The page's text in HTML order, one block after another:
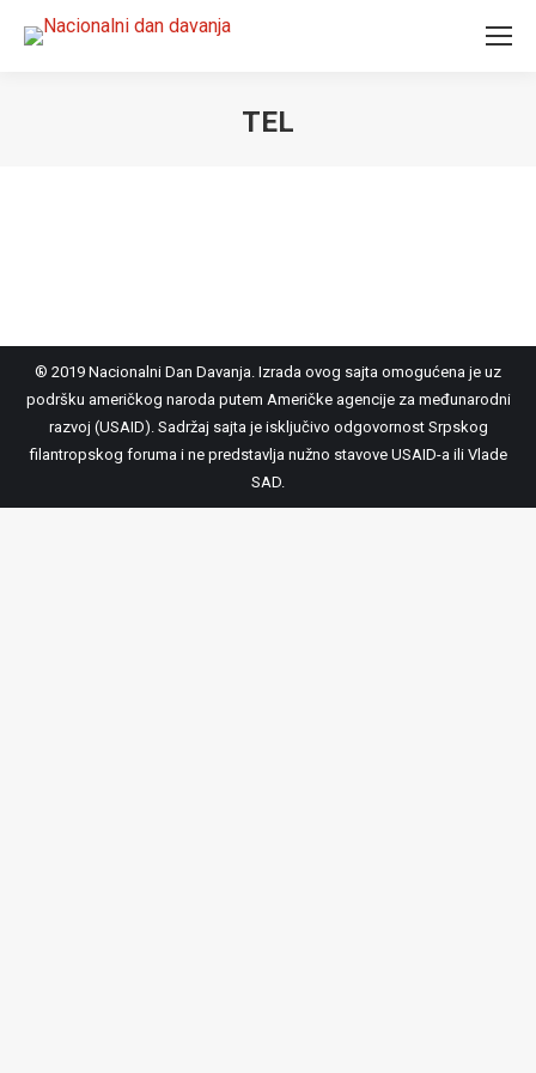
TEL
® 2019 Nacionalni Dan Davanja. Izrada ovog sajta omogućena je uz
podršku američkog naroda putem Američke agencije za međunarodni
razvoj (USAID). Sadržaj sajta je isključivo odgovornost Srpskog
filantropskog foruma i ne predstavlja nužno stavove USAID-a ili Vlade
SAD.